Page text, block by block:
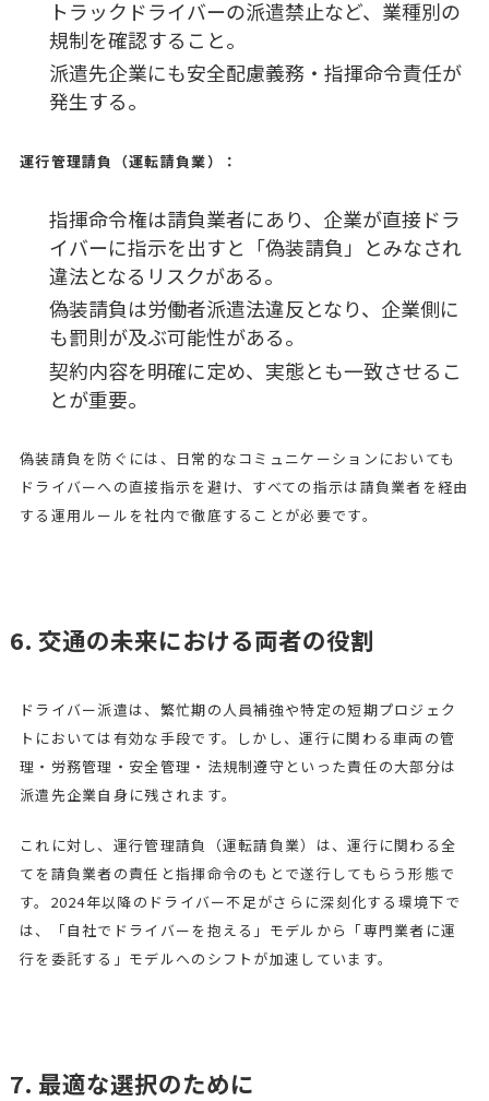
トラックドライバーの派遣禁止など、業種別の
規制を確認すること。
派遣先企業にも安全配慮義務・指揮命令責任が
発生する。
運行管理請負（運転請負業）：
指揮命令権は請負業者にあり、企業が直接ドラ
イバーに指示を出すと「偽装請負」とみなされ
違法となるリスクがある。
偽装請負は労働者派遣法違反となり、企業側に
も罰則が及ぶ可能性がある。
契約内容を明確に定め、実態とも一致させるこ
とが重要。
偽装請負を防ぐには、日常的なコミュニケーションにおいても
ドライバーへの直接指示を避け、すべての指示は請負業者を経由
する運用ルールを社内で徹底することが必要です。
6. 交通の未来における両者の役割
ドライバー派遣は、繁忙期の人員補強や特定の短期プロジェク
トにおいては有効な手段です。しかし、運行に関わる車両の管
理・労務管理・安全管理・法規制遵守といった責任の大部分は
派遣先企業自身に残されます。
これに対し、運行管理請負（運転請負業）は、運行に関わる全
てを請負業者の責任と指揮命令のもとで遂行してもらう形態で
す。2024年以降のドライバー不足がさらに深刻化する環境下で
は、「自社でドライバーを抱える」モデルから「専門業者に運
行を委託する」モデルへのシフトが加速しています。
7. 最適な選択のために